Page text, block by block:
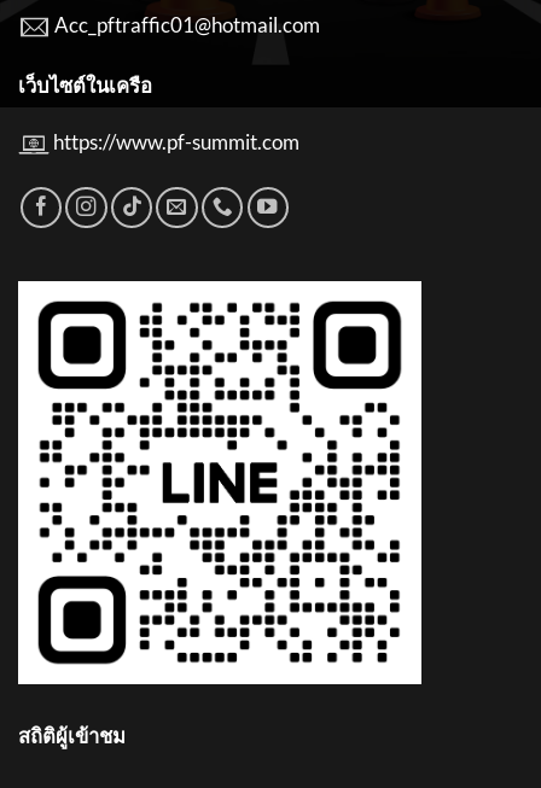
Acc_pftraffic01@hotmail.com
เว็บไซต์ในเครือ
https://www.pf-summit.com
สถิติผู้เข้าชม